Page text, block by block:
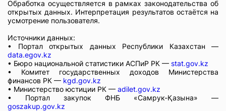
Обработка осуществляется в рамках законодательства об
открытых данных. Интерпретация результатов остаётся на
усмотрение пользователя.
Источники данных:
• Портал открытых данных Республики Казахстан —
data.egov.kz
• Бюро национальной статистики АСПиР РК — stat.gov.kz
• Комитет государственных доходов Министерства
финансов РК — kgd.gov.kz
• Министерство юстиции РК — adilet.gov.kz
• Портал закупок ФНБ «Самрук-Қазына» —
goszakup.gov.kz